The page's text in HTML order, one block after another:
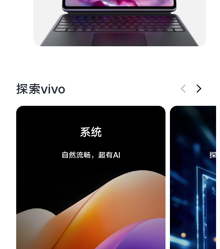
探索vivo
系统
自然流畅，超有AI 探